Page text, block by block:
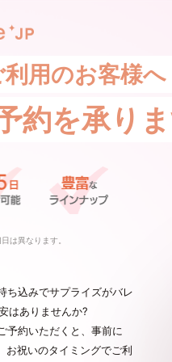
用のお客様へ
約を承り
は異なります。
ち込みでサプライズがバレ
はありませんか?
予約いただくと、事前に
お祝いのタイミングでご利